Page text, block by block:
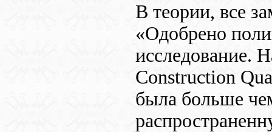
В теории, все
«Одобрено
исследование.
Construction
была больше